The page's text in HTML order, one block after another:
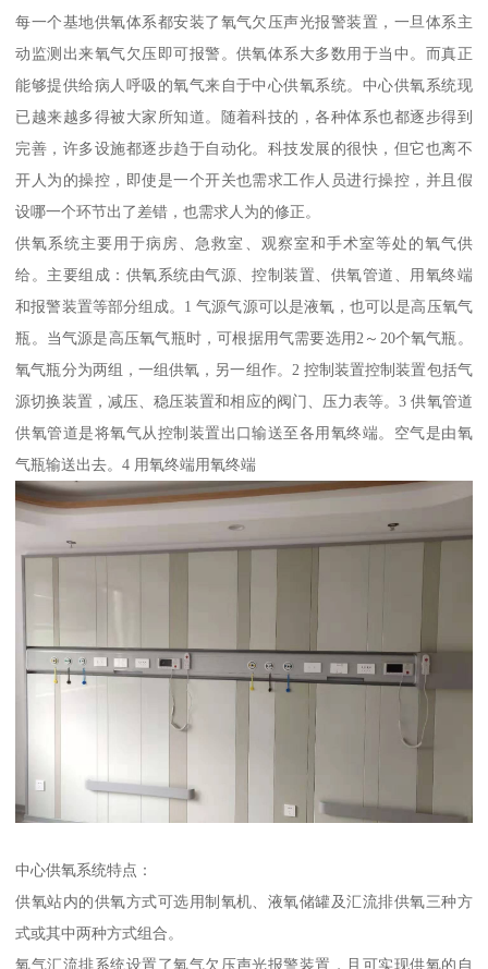
每一个基地供氧体系都安装了氧气欠压声光报警装置，一旦体系主
动监测出来氧气欠压即可报警。供氧体系大多数用于当中。而真正
能够提供给病人呼吸的氧气来自于中心供氧系统。中心供氧系统现
已越来越多得被大家所知道。随着科技的，各种体系也都逐步得到
完善，许多设施都逐步趋于自动化。科技发展的很快，但它也离不
开人为的操控，即使是一个开关也需求工作人员进行操控，并且假
设哪一个环节出了差错，也需求人为的修正。
供氧系统主要用于病房、急救室、观察室和手术室等处的氧气供
给。主要组成：供氧系统由气源、控制装置、供氧管道、用氧终端
和报警装置等部分组成。1 气源气源可以是液氧，也可以是高压氧气
瓶。当气源是高压氧气瓶时，可根据用气需要选用2～20个氧气瓶。
氧气瓶分为两组，一组供氧，另一组作。2 控制装置控制装置包括气
源切换装置，减压、稳压装置和相应的阀门、压力表等。3 供氧管道
供氧管道是将氧气从控制装置出口输送至各用氧终端。空气是由氧
气瓶输送出去。4 用氧终端用氧终端
中心供氧系统特点：
供氧站内的供氧方式可选用制氧机、液氧储罐及汇流排供氧三种方
式或其中两种方式组合。
氧气汇流排系统设置了氧气欠压声光报警装置，且可实现供氧的自